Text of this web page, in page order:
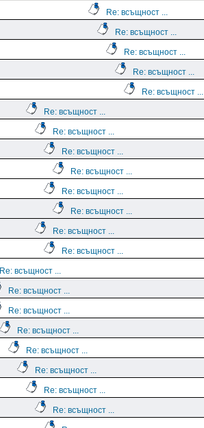
Re: всъщност ...
Re: всъщност ...
Re: всъщност ...
Re: всъщност ...
Re: всъщност ...
Re: всъщност ...
Re: всъщност ...
Re: всъщност ...
Re: всъщност ...
Re: всъщност ...
Re: всъщност ...
Re: всъщност ...
Re: всъщност ...
Re: всъщност ...
Re: всъщност ...
Re: всъщност ...
Re: всъщност ...
Re: всъщност ...
Re: всъщност ...
Re: всъщност ...
Re: всъщност ...